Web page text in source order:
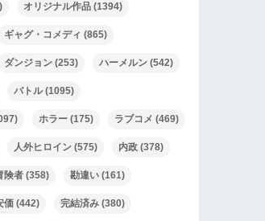
オリジナル作品 (1394)
ギャグ・コメディ (865)
ダンジョン (253) ハーメルン (542)
バトル(1095)
ホラー (175) ラブコメ (469)
人外ヒロイン (575) 内政 (378)
険者 (358) 勘違い (161)
価 (442) 完結済み (380)